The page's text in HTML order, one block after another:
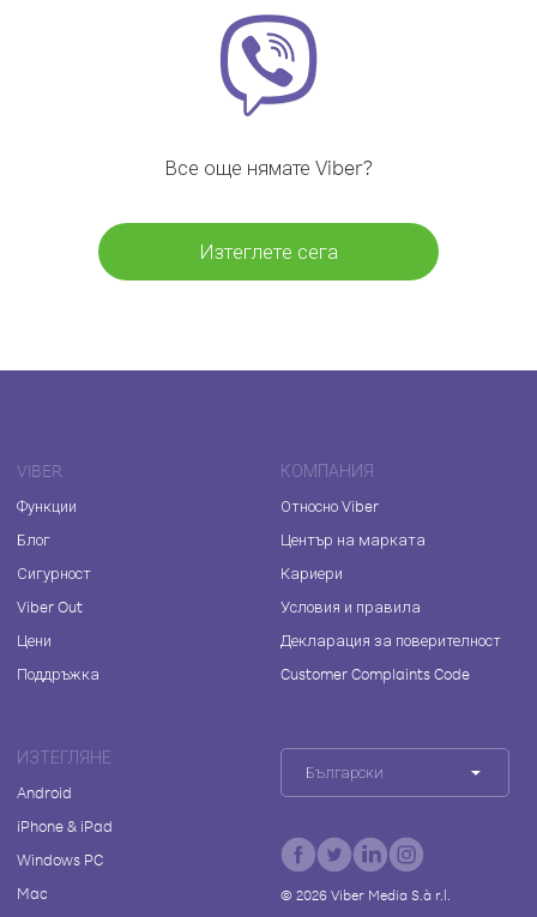
Все още нямате Viber?
Изтеглете сега
VIBER
Функции
Блог
Сигурност
Viber Out
Цени
Поддръжка
КОМПАНИЯ
Относно Viber
Център на марката
Кариери
Условия и правила
Декларация за поверителност
Customer Complaints Code
ИЗТЕГЛЯНЕ
Android
iPhone & iPad
Windows PC
Mac
Български
© 2026Viber Media S.à r.l.